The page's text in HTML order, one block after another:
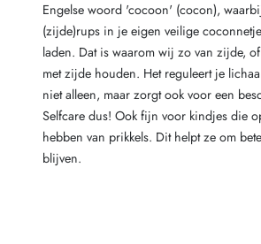
Engelse woord 'cocoon' (cocon),
(zijde)rups in je eigen veilige
laden. Dat is waarom wij zo van zijde,
met zijde houden. Het reguleert je
niet alleen, maar zorgt ook voor een
Selfcare dus! Ook fijn voor kindjes die
hebben van prikkels. Dit helpt ze om
blijven.